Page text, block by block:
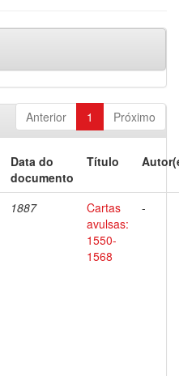
Anterior 1 Próximo
Data do
documento
Título
1887
Cartas
avulsas:
1550-
1568
-